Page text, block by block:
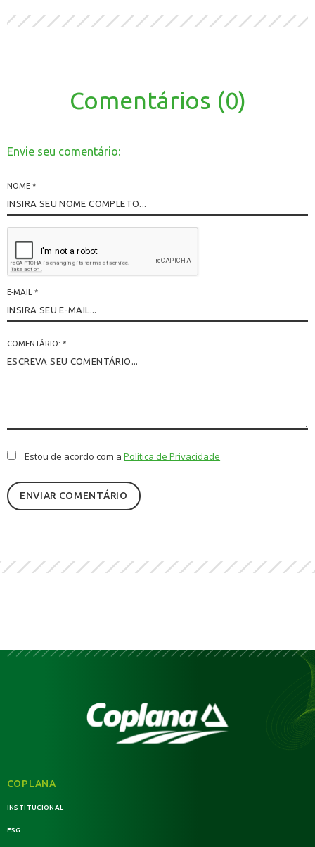
Comentários (0)
Envie seu comentário:
COMENTÁRIO: *
NOME *
E-MAIL *
Estou de acordo com aPolítica de Privacidade
COPLANA
INSTITUCIONAL
ESG